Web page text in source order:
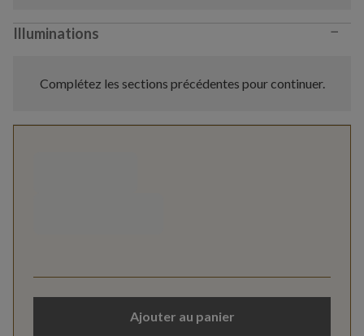
Illuminations −
Complétez les sections précédentes pour continuer.
Ajouter au panier